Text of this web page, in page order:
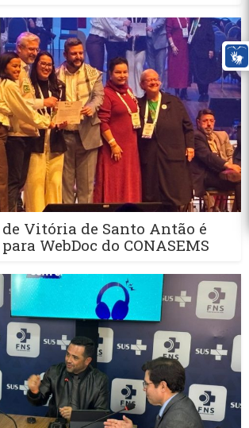
Vitória de Santo Antão é
WebDoc do CONASEMS